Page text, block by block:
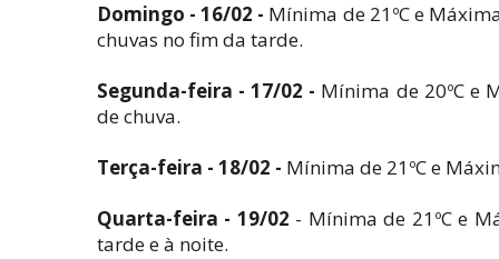
Domingo - 16/02 - Mínima de 21ºC e
chuvas no fim da tarde.
Segunda-feira - 17/02 - Mínima de 20ºC e
de chuva.
Terça-feira - 18/02 - Mínima de 21ºC e
Quarta-feira - 19/02 - Mínima de 21ºC e
tarde e à noite.